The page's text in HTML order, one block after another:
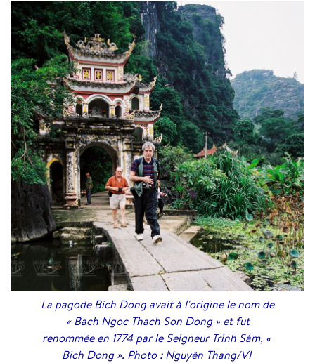
La pagode Bich Dong avait à l'origine le nom de
« Bach Ngoc Thach Son Dong » et fut
renommée en 1774 par le Seigneur Trinh Sâm, «
Bich Dong ». Photo : Nguyên Thang/VI